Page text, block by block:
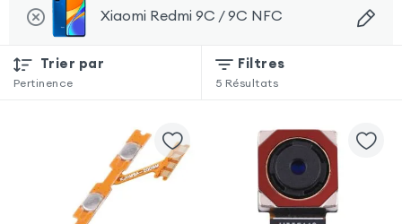
Xiaomi Redmi 9C / 9C NFC
Trier par
Pertinence
Filtres
5 Résultats